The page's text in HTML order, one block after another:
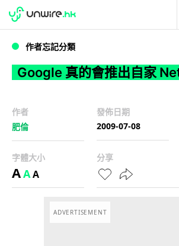
Google 真的會推出自家
WWDC 2026
作者忘記分類
Google 真的會推出自家
作者
肥倫
發佈日期
2009-07-08
字體大小
AAA
分享
ADVERTISEMENT